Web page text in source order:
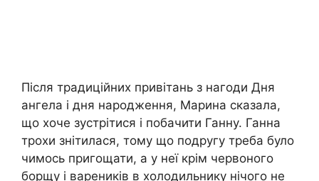
Після традиційних привітань з нагоди Дня
ангела і дня народження, Марина сказала,
що хоче зустрітися і побачити Ганну. Ганна
трохи знітилася, тому що подругу треба було
чимось пригощати, а у неї крім червоного
борщу і вареників в холодильнику нічого не